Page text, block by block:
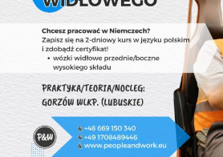
Arbeiten beim
Containern
Flieden
Menschen und Arbeit
Więcej